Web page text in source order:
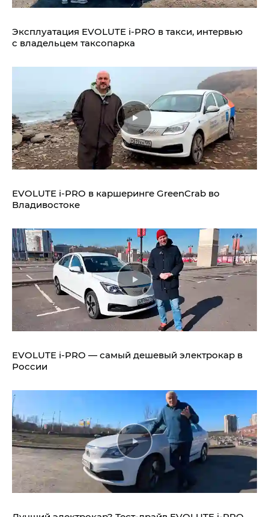
Эксплуатация EVOLUTE i‑PRO в такси, интервью
с владельцем таксопарка
EVOLUTE i‑PRO в каршеринге GreenCrab во
Владивостоке
EVOLUTE i‑PRO — самый дешевый электрокар в
России